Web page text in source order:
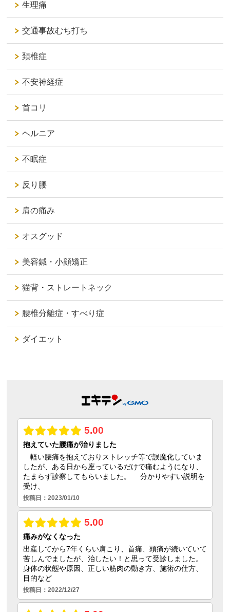
生理痛
交通事故むち打ち
頚椎症
不安神経症
首コリ
ヘルニア
不眠症
反り腰
肩の痛み
オスグッド
美容鍼・小顔矯正
猫背・ストレートネック
腰椎分離症・すべり症
ダイエット